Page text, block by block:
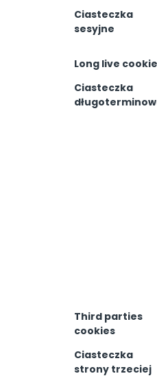
Ciasteczka
sesyjne
Long live
Ciasteczka
Third parties
cookies
Ciasteczka
strony trzeciej